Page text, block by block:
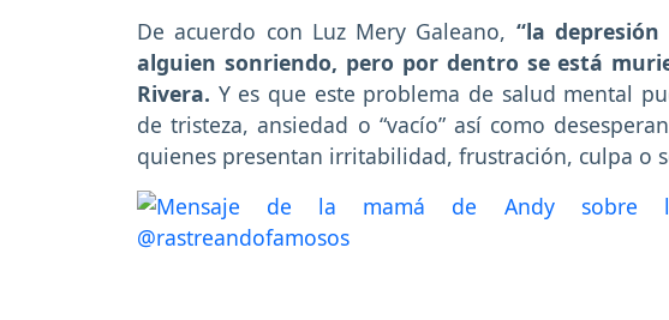
De acuerdo con Luz Mery Galeano, “la
alguien sonriendo, pero por dentro se está
Rivera. Y es que este problema de salud mental
de tristeza, ansiedad o “vacío” así como
quienes presentan irritabilidad, frustración, culpa o